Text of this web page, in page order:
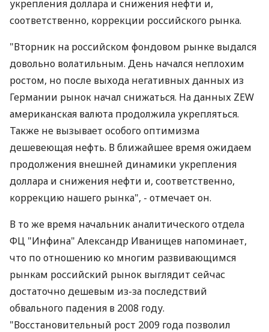
укрепления доллара и снижения нефти и,
соответственно, коррекции российского рынка.
"Вторник на российском фондовом рынке выдался
довольно волатильным. День начался неплохим
ростом, но после выхода негативных данных из
Германии рынок начал снижаться. На данных ZEW
американская валюта продолжила укрепляться.
Также не вызывает особого оптимизма
дешевеющая нефть. В ближайшее время ожидаем
продолжения внешней динамики укрепления
доллара и снижения нефти и, соответственно,
коррекцию нашего рынка", - отмечает он.
В то же время начальник аналитического отдела
ФЦ "Инфина" Александр Иванищев напоминает,
что по отношению ко многим развивающимся
рынкам российский рынок выглядит сейчас
достаточно дешевым из-за последствий
обвального падения в 2008 году.
"Восстановительный рост 2009 года позволил